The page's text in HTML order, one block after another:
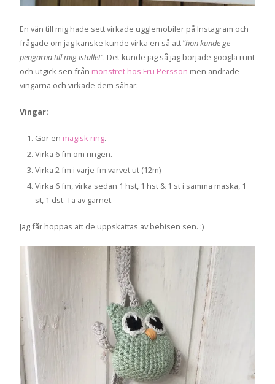
En vän till mig hade sett virkade ugglemobiler på Instagram och
frågade om jag kanske kunde virka en så att ”hon kunde ge
pengarna till mig istället”. Det kunde jag så jag började googla runt
och utgick sen från mönstret hos Fru Persson men ändrade
vingarna och virkade dem såhär:
Vingar:
Gör en magisk ring.
Virka 6 fm om ringen.
Virka 2 fm i varje fm varvet ut (12m)
Virka 6 fm, virka sedan 1 hst, 1 hst & 1 st i samma maska, 1
st, 1 dst. Ta av garnet.
Jag får hoppas att de uppskattas av bebisen sen. :)